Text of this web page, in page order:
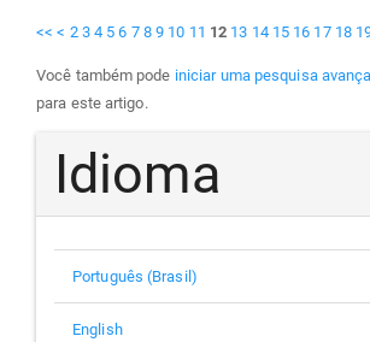
<< < 2 3 4 5 6 7 8 9 10 11 12 13 14 15 16 17 18
Você também pode iniciar uma pesquisa
para este artigo.
Idioma
Português (Brasil)
English